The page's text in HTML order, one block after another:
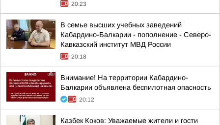
20:23
В семье высших учебных заведений
Кабардино-Балкарии - пополнение - Северо-
Кавказский институт МВД России
20:18
Внимание! На территории Кабардино-
Балкарии объявлена беспилотная опасность
20:12
Казбек Коков: Уважаемые жители и гости